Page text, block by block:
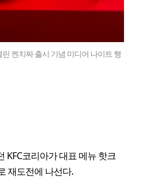
켄치짜 출시 기념 미디어 나이트 행
KFC코리아가 대표 메뉴 핫크
재도전에 나선다.